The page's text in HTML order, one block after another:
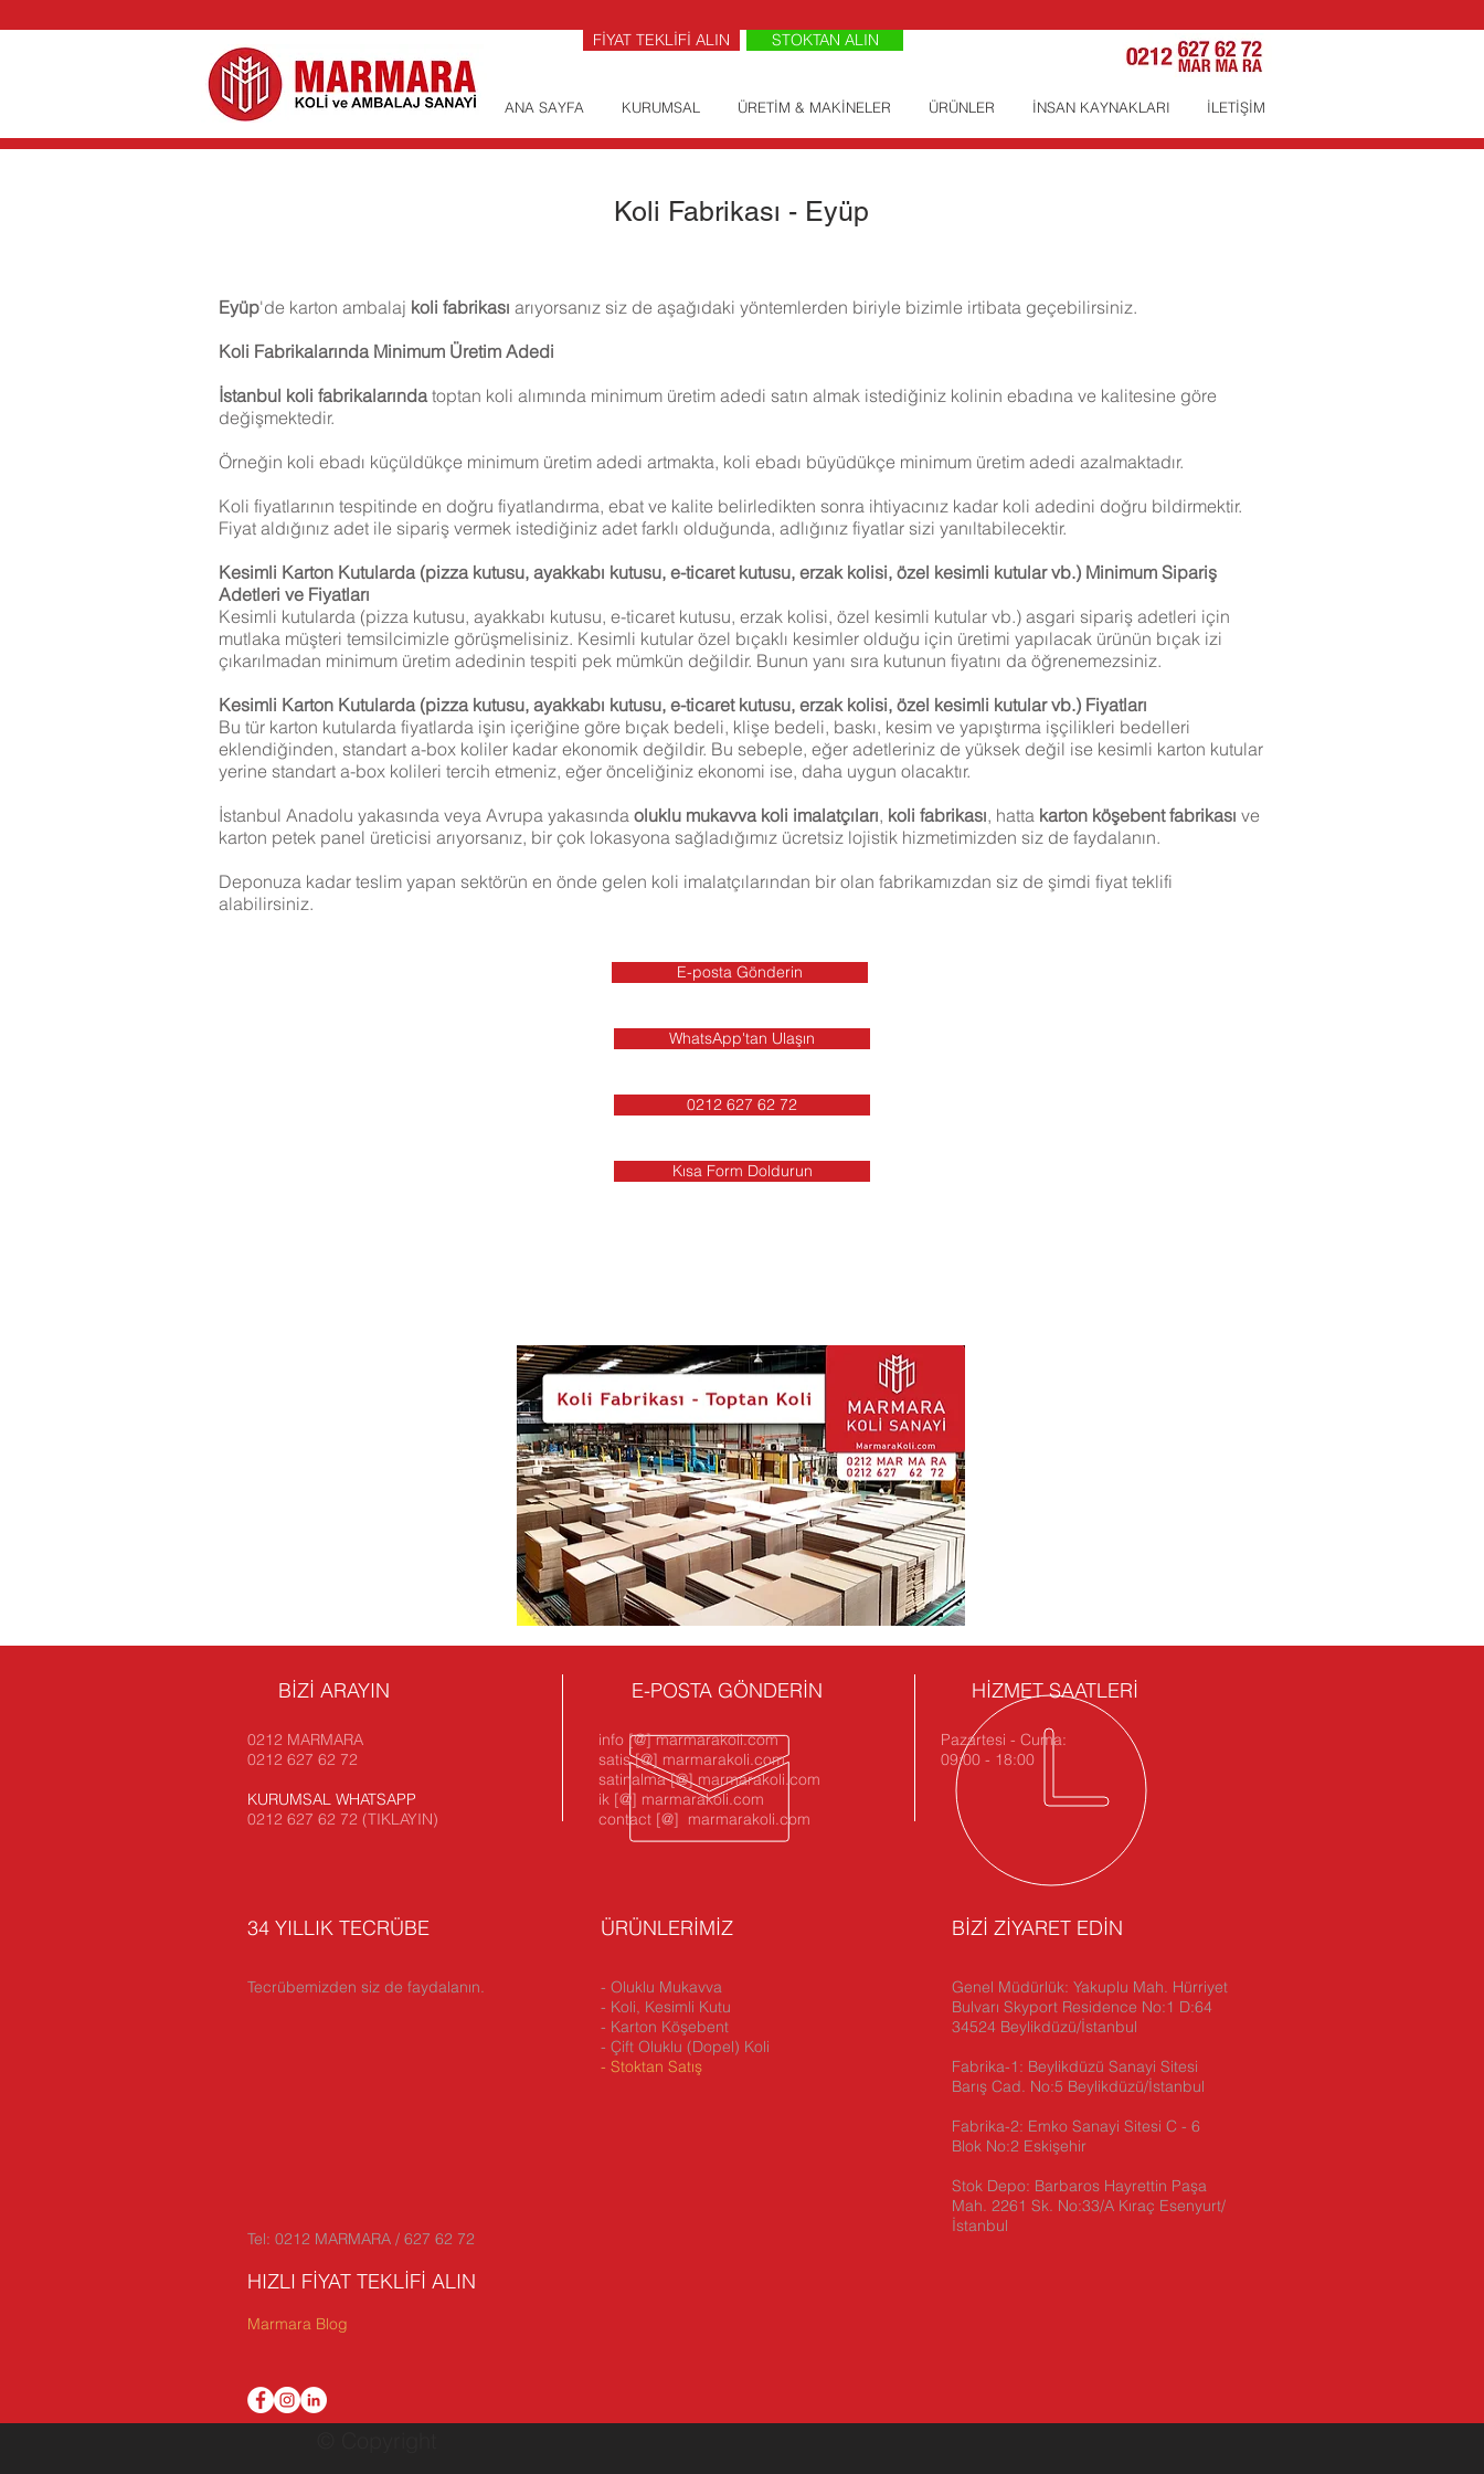
FİYAT TEKLİFİ ALIN STOKTAN ALIN
ANA SAYFA KURUMSAL ÜRETİM & MAKİNELER ÜRÜNLER İNSAN KAYNAKLARI İLETİŞİM
Koli Fabrikası - Eyüp
Eyüp'de karton ambalaj koli fabrikası arıyorsanız siz de aşağıdaki yöntemlerden biriyle bizimle irtibata geçebilirsiniz.
Koli Fabrikalarında Minimum Üretim Adedi
İstanbul koli fabrikalarındatoptan koli alımında minimum üretim adedi satın almak istediğiniz kolinin ebadına ve kalitesine göre
değişmektedir.
Örneğin koli ebadı küçüldükçe minimum üretim adedi artmakta, koli ebadı büyüdükçe minimum üretim adedi azalmaktadır.
Koli fiyatlarının tespitinde en doğru fiyatlandırma, ebat ve kalite belirledikten sonra ihtiyacınız kadar koli adedini doğru bildirmektir.
Fiyat aldığınız adet ile sipariş vermek istediğiniz adet farklı olduğunda, adlığınız fiyatlar sizi yanıltabilecektir.
Kesimli Karton Kutularda (pizza kutusu, ayakkabı kutusu, e-ticaret kutusu, erzak kolisi, özel kesimli kutular vb.) Minimum Sipariş
Adetleri ve Fiyatları
Kesimli kutularda (pizza kutusu, ayakkabı kutusu, e-ticaret kutusu, erzak kolisi, özel kesimli kutular vb.) asgari sipariş adetleri için
mutlaka müşteri temsilcimizle görüşmelisiniz. Kesimli kutular özel bıçaklı kesimler olduğu için üretimi yapılacak ürünün bıçak izi
çıkarılmadan minimum üretim adedinin tespiti pek mümkün değildir. Bunun yanı sıra kutunun fiyatını da öğrenemezsiniz.
Kesimli Karton Kutularda (pizza kutusu, ayakkabı kutusu, e-ticaret kutusu, erzak kolisi, özel kesimli kutular vb.) Fiyatları
Bu tür karton kutularda fiyatlarda işin içeriğine göre bıçak bedeli, klişe bedeli, baskı, kesim ve yapıştırma işçilikleri bedelleri
eklendiğinden, standart a-box koliler kadar ekonomik değildir. Bu sebeple, eğer adetleriniz de yüksek değil ise kesimli karton kutular
yerine standart a-box kolileri tercih etmeniz, eğer önceliğiniz ekonomi ise, daha uygun olacaktır.
İstanbul Anadolu yakasında veya Avrupa yakasında oluklu mukavva koli imalatçıları, koli fabrikası, hatta karton köşebent fabrikası ve
karton petek panel üreticisi arıyorsanız, bir çok lokasyona sağladığımız ücretsiz lojistik hizmetimizden siz de faydalanın.
Deponuza kadar teslim yapan sektörün en önde gelen koli imalatçılarından bir olan fabrikamızdan siz de şimdi fiyat teklifi
alabilirsiniz.
E-posta Gönderin
WhatsApp'tan Ulaşın
0212 627 62 72
Kısa Form Doldurun
BİZİ ARAYIN
0212 MARMARA
0212 627 62 72
KURUMSAL WHATSAPP
0212 627 62 72 (TIKLAYIN)
E-POSTA GÖNDERİN
info [@] marmarakoli.com
satis [@] marmarakoli.com
satinalma [@] marmarakoli.com
ik [@] marmarakoli.com
contact [@] marmarakoli.com
HİZMET SAATLERİ
Pazartesi - Cuma:
09:00 - 18:00
34 YILLIK TECRÜBE
Tecrübemizden siz de faydalanın.
ÜRÜNLERİMİZ
- Oluklu Mukavva
- Koli, Kesimli Kutu
- Karton Köşebent
- Çift Oluklu (Dopel) Koli
- Stoktan Satış
Tel: 0212 MARMARA / 627 62 72
HIZLI FİYAT TEKLİFİ ALIN
Marmara Blog
BİZİ ZİYARET EDİN
Genel Müdürlük: Yakuplu Mah. Hürriyet
Bulvarı Skyport Residence No:1 D:64
34524 Beylikdüzü/İstanbul
Fabrika-1: Beylikdüzü Sanayi Sitesi
Barış Cad. No:5 Beylikdüzü/İstanbul
Fabrika-2: Emko Sanayi Sitesi C - 6
Blok No:2 Eskişehir
Stok Depo: Barbaros Hayrettin Paşa
Mah. 2261 Sk. No:33/A Kıraç Esenyurt/
İstanbul